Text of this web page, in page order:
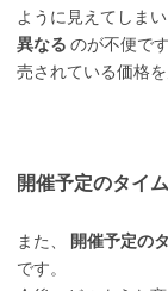
ように見えてしまい
異なる のが不便で
売されている価格
開催予定のタイ
また、
開催予定の
です。